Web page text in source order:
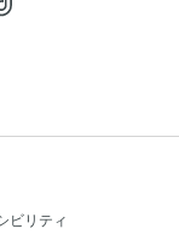
ビリティ